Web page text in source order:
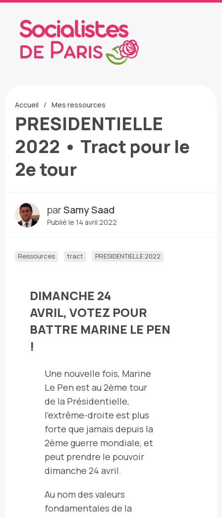
Accueil Mes ressources
PRESIDENTIELLE
2022 • Tract pour le
2e tour
parSamy Saad
Publié le 14 avril 2022
Ressources tract PRESIDENTIELLE 2022
DIMANCHE 24
AVRIL, VOTEZ POUR
BATTRE MARINE LE PEN
!
Une nouvelle fois, Marine
Le Pen est au 2ème tour
de la Présidentielle,
l'extrême-droite est plus
forte que jamais depuis la
2ème guerre mondiale, et
peut prendre le pouvoir
dimanche 24 avril.
Au nom des valeurs
fondamentales de la